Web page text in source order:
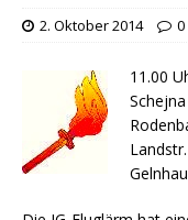
2. Oktober 2014 0
11.00
Schejna